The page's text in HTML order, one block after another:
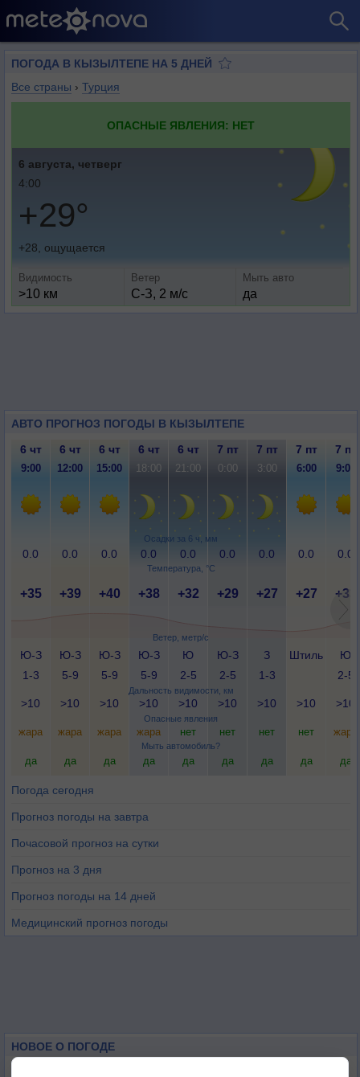
ПОГОДА В КЫЗЫЛТЕПЕ НА 5 ДНЕЙ
Все страны › Турция
ОПАСНЫЕ ЯВЛЕНИЯ: НЕТ
6 августа, четверг
4:00
+29°
+28, ощущается
Видимость
>10 км
Ветер
С-З, 2 м/с
Мыть авто
да
АВТО ПРОГНОЗ ПОГОДЫ В КЫЗЫЛТЕПЕ
Осадки за 6 ч, мм
Температура, °C
Ветер, метр/с
Дальность видимости, км
Опасные явления
Мыть автомобиль?
6 чт 6 чт 6 чт 6 чт 6 чт 7 пт 7 пт 7 пт 7 пт
9:00 12:00 15:00 18:00 21:00 0:00 3:00 6:00 9:00
0.0 0.0 0.0 0.0 0.0 0.0 0.0 0.0 0.0
+35 +39 +40 +38 +32 +29 +27 +27 +33
Ю-З
1-3
Ю-З
5-9
Ю-З
5-9
Ю-З
5-9
Ю
2-5
Ю-З
2-5
З
1-3
Штиль
Ю
2-5
>10 >10 >10 >10 >10 >10 >10 >10 >10
жара жара жара жара нет нет нет нет жара
да да да да да да да да да
Погода сегодня
Прогноз погоды на завтра
Почасовой прогноз на сутки
Прогноз на 3 дня
Прогноз погоды на 14 дней
Медицинский прогноз погоды
НОВОЕ О ПОГОДЕ